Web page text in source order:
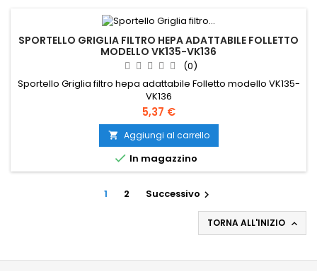
SPORTELLO GRIGLIA FILTRO HEPA ADATTABILE FOLLETTO
MODELLO VK135-VK136
(0)
Sportello Griglia filtro hepa adattabile Folletto modello VK135-
VK136
Prezzo
5,37 €
 Aggiungi al carrello
 In magazzino
1 2 Successivo 
TORNA ALL'INIZIO 